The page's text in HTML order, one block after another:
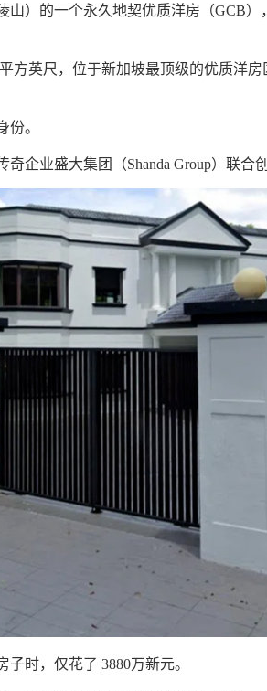
山）的一个永久地契优质洋房（GCB）
方英尺，位于新加坡最顶级的优质洋
份。
奇企业盛大集团（Shanda Group）联合
子时，仅花了 3880万新元。